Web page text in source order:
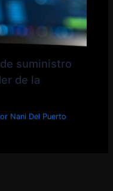
suministro
de la
Nani Del Puerto